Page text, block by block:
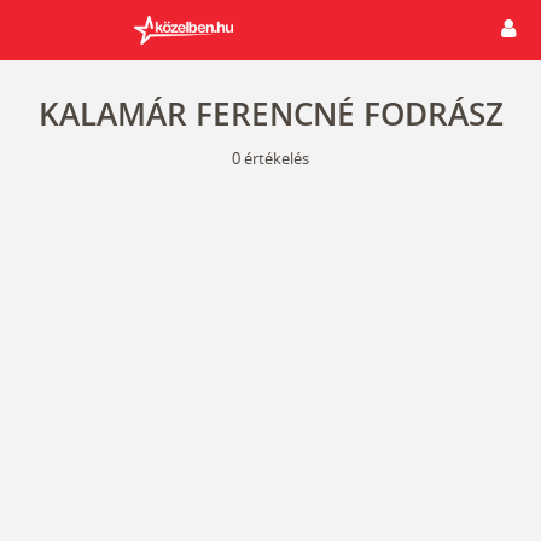
KALAMÁR FERENCNÉ FODRÁSZ
0értékelés